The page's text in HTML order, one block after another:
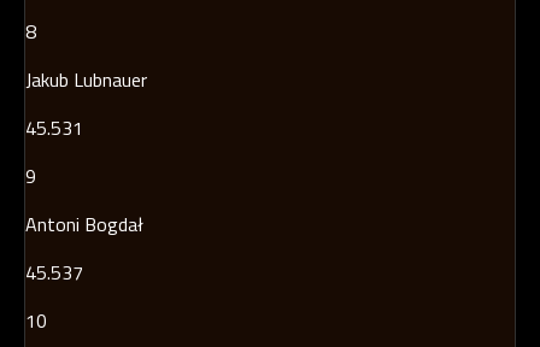
8
Jakub Lubnauer
45.531
9
Antoni Bogdał
45.537
10